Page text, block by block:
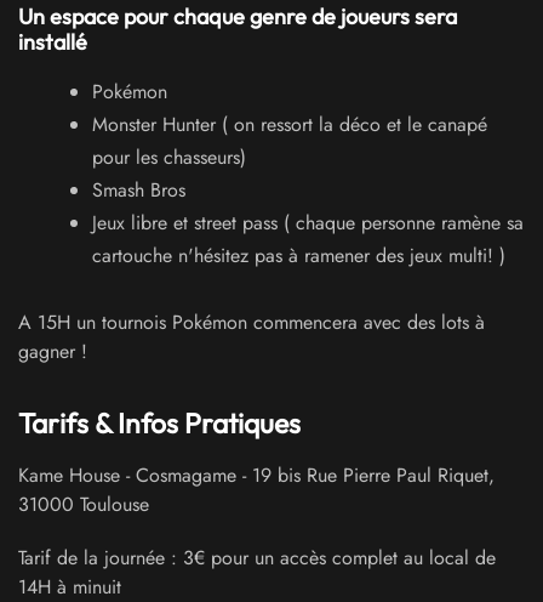
Un espace pour chaque genre de joueurs sera
installé
Pokémon
Monster Hunter ( on ressort la déco et le canapé
pour les chasseurs)
Smash Bros
Jeux libre et street pass ( chaque personne ramène sa
cartouche n'hésitez pas à ramener des jeux multi! )
A 15H un tournois Pokémon commencera avec des lots à
gagner !
Tarifs & Infos Pratiques
Kame House - Cosmagame - 19 bis Rue Pierre Paul Riquet,
31000 Toulouse
Tarif de la journée : 3€ pour un accès complet au local de
14H à minuit